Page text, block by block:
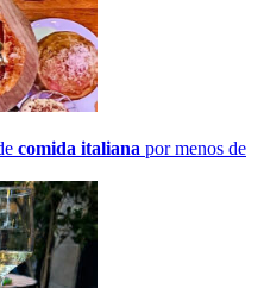
comida italiana por menos de